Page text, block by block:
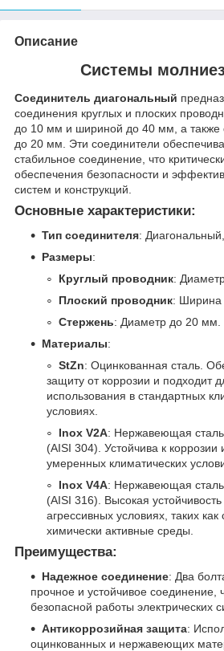
Описание
Системы
Соединитель диагональный
соединения круглых и плоских
до 10 мм и шириной до 40 мм, а также
до 20 мм. Эти соединители
стабильное соединение, что
обеспечения безопасности и
систем и конструкций.
Основные характеристики:
Тип соединителя:
Размеры:
Круглый проводник:
Плоский проводник: Ширина
Стержень: Диаметр до 20 мм.
Материалы:
StZn: Оцинкованная сталь.
защиту от коррозии и подходит
использования в стандартных
условиях.
Inox V2A: Нержавеющая сталь
(AISI 304). Устойчива к коррозии
умеренных климатических
Inox V4A: Нержавеющая сталь
(AISI 316). Высокая устойчивость
агрессивных условиях, таких
химически активные среды.
Преимущества:
Надежное соединение: Два
прочное и устойчивое соединение,
безопасной работы электрических
Антикоррозийная защита:
оцинкованных и нержавеющих